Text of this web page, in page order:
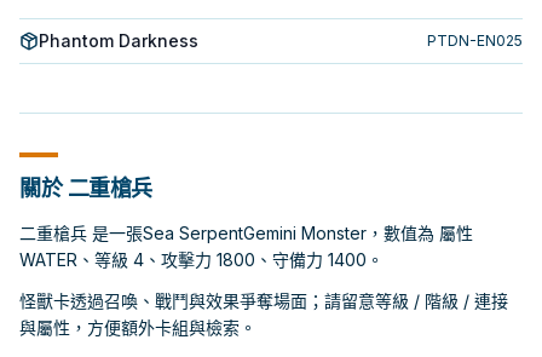
Phantom Darkness PTDN-EN025
關於 二重槍兵
二重槍兵 是一張Sea SerpentGemini Monster，數值為 屬性
WATER、等級 4、攻擊力 1800、守備力 1400。
怪獸卡透過召喚、戰鬥與效果爭奪場面；請留意等級 / 階級 / 連接
與屬性，方便額外卡組與檢索。